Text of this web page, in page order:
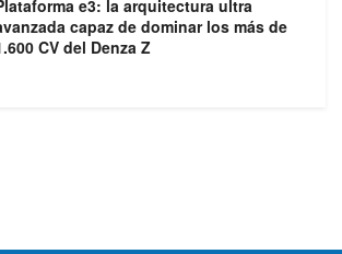
e3: la arquitectura ultra
capaz de dominar los más de
CV del Denza Z